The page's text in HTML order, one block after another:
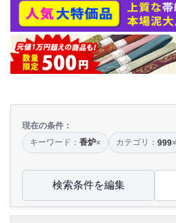
現在の条件：
キーワード： 香炉× カテゴリ： 999×
検索条件を編集